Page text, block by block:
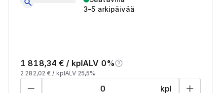
3-5 arkipäivää
1 818,34 € / kplALV 0%
2 282,02 € / kplALV 25,5%
kpl